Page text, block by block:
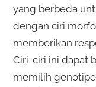
yang berbeda
dengan ciri
memberikan
Ciri-ciri ini dapat
memilih